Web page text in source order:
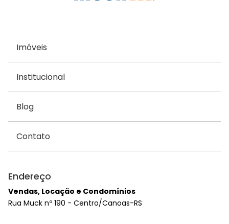
Imóveis
Institucional
Blog
Contato
Endereço
Vendas, Locação e Condomínios
Rua Muck nº 190 - Centro/Canoas-RS